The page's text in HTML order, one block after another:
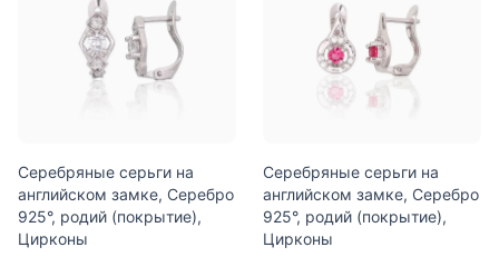
Серебряные серьги на
английском замке, Серебро
925°, родий (покрытие),
Цирконы
Серебряные серьги на
английском замке, Серебро
925°, родий (покрытие),
Цирконы